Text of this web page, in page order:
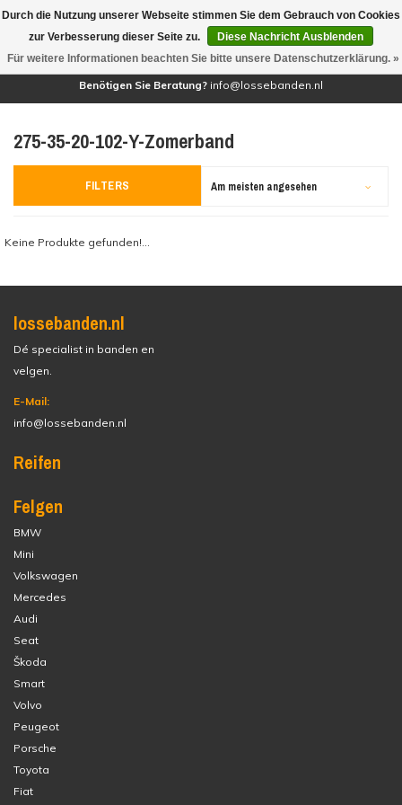
(0)
Benötigen Sie Beratung? info@lossebanden.nl
275-35-20-102-Y-Zomerband
FILTERS Am meisten angesehen
Keine Produkte gefunden!...
lossebanden.nl
Dé specialist in banden en
velgen.
E-Mail:
info@lossebanden.nl
Reifen
Felgen
BMW
Mini
Volkswagen
Mercedes
Audi
Seat
Škoda
Smart
Volvo
Peugeot
Porsche
Toyota
Fiat
Durch die Nutzung unserer Webseite stimmen Sie dem Gebrauch von Cookies
zur Verbesserung dieser Seite zu.
Diese Nachricht Ausblenden
Für weitere Informationen beachten Sie bitte unsere Datenschutzerklärung. »